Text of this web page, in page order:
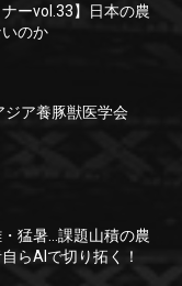
ーvol.33】日本の農
のか
ジア養豚獣医学会
猛暑…課題山積の農
らAIで切り拓く！